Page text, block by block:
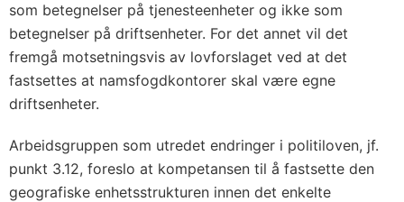
som betegnelser på tjenesteenheter og ikke som
betegnelser på driftsenheter. For det annet vil det
fremgå motsetningsvis av lovforslaget ved at det
fastsettes at namsfogdkontorer skal være egne
driftsenheter.
Arbeidsgruppen som utredet endringer i politiloven, jf.
punkt 3.12, foreslo at kompetansen til å fastsette den
geografiske enhetsstrukturen innen det enkelte